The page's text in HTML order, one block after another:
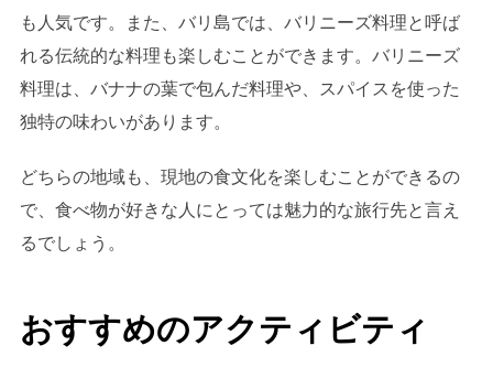
も人気です。また、バリ島では、バリニーズ料理と呼ば
れる伝統的な料理も楽しむことができます。バリニーズ
料理は、バナナの葉で包んだ料理や、スパイスを使った
独特の味わいがあります。
どちらの地域も、現地の食文化を楽しむことができるの
で、食べ物が好きな人にとっては魅力的な旅行先と言え
るでしょう。
おすすめのアクティビティ